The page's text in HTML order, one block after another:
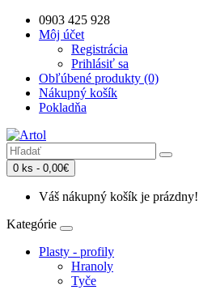
0903 425 928
Môj účet
Registrácia
Prihlásiť sa
Obľúbené produkty (0)
Nákupný košík
Pokladňa
0 ks - 0,00€
Váš nákupný košík je prázdny!
Kategórie
Plasty - profily
Hranoly
Tyče